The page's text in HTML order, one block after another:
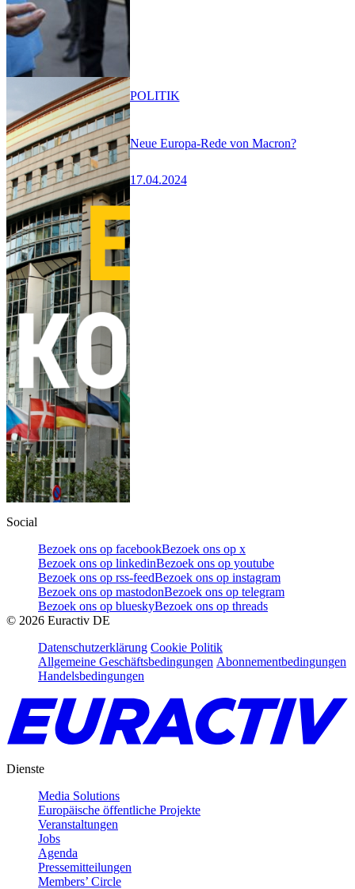
Neue Europa-Rede von Macron?
17.04.2024
POLITIK
Social
Bezoek ons op facebookBezoek ons op x
Bezoek ons op linkedinBezoek ons op youtube
Bezoek ons op rss-feedBezoek ons op instagram
Bezoek ons op mastodonBezoek ons op telegram
Bezoek ons op blueskyBezoek ons op threads
© 2026 Euractiv DE
Datenschutzerklärung Cookie Politik
Allgemeine Geschäftsbedingungen Abonnementbedingungen
Handelsbedingungen
Dienste
Media Solutions
Europäische öffentliche Projekte
Veranstaltungen
Jobs
Agenda
Pressemitteilungen
Members’ Circle